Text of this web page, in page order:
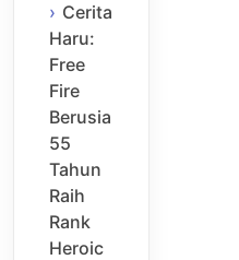
Cerita
Haru:
Free
Fire
Berusia
55
Tahun
Raih
Rank
Heroic